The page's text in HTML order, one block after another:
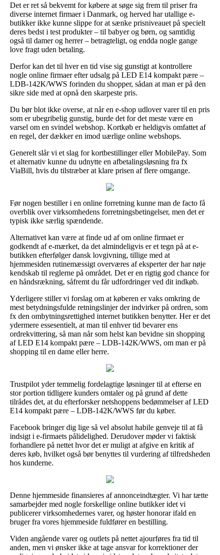
Det er ret så bekvemt for købere at søge sig frem til priser fra
diverse internet firmaer i Danmark, og herved har utallige e-
butikker ikke kunne slippe for at sænke prisniveauet på specielt
deres bedst i test produkter – til babyer og børn, og samtidig
også til damer og herrer – betragteligt, og endda nogle gange
love fragt uden betaling.
Derfor kan det til hver en tid vise sig gunstigt at kontrollere
nogle online firmaer efter udsalg på LED E14 kompakt pære –
LDB-142K/WWS forinden du shopper, sådan at man er på den
sikre side med at opnå den skarpeste pris.
Du bør blot ikke overse, at når en e-shop udlover varer til en pris
som er ubegribelig gunstig, burde det for det meste være en
varsel om en svindel webshop. Kortkøb er heldigvis omfattet af
en regel, der dækker en imod uærlige online webshops.
Generelt slår vi et slag for kortbestillinger eller MobilePay. Som
et alternativ kunne du udnytte en afbetalingsløsning fra fx
ViaBill, hvis du tilstræber at klare prisen af flere omgange.
Før nogen bestiller i en online forretning kunne man de facto få
overblik over virksomhedens forretningsbetingelser, men det er
typisk ikke særlig spændende.
Alternativet kan være at finde ud af om online firmaet er
godkendt af e-mærket, da det almindeligvis er et tegn på at e-
butikken efterfølger dansk lovgivning, tillige med at
hjemmesiden rutinemæssigt overværes af eksperter der har nøje
kendskab til reglerne på området. Det er en rigtig god chance for
en håndsrækning, såfremt du får udfordringer ved dit indkøb.
Yderligere stiller vi forslag om at køberen er vaks omkring de
mest betydningsfulde retningslinjer der indvirker på ordren, som
fx den ombytningsrettighed internet butikken benytter. Her er det
ydermere essesentielt, at man til enhver tid bevarer ens
ordrekvittering, så man når som helst kan bevidne sin shopping
af LED E14 kompakt pære – LDB-142K/WWS, om man er på
shopping til en dame eller herre.
Trustpilot yder temmelig fordelagtige løsninger til at efterse en
stor portion tidligere kunders omtaler og på grund af dette
tilrådes det, at du efterforsker netshoppens bedømmelser af LED
E14 kompakt pære – LDB-142K/WWS før du køber.
Facebook bringer dig lige så vel absolut habile genveje til at få
indsigt i e-firmaets pålidelighed. Derudover møder vi faktisk
forhandlere på nettet hvor det er muligt at afgive en kritik af
deres køb, hvilket også bør benyttes til vurdering af tilfredsheden
hos kunderne.
Denne hjemmeside finansieres af annonceindtægter. Vi har tætte
samarbejder med nogle forskellige online butikker idet vi
publicerer virksomhedernes varer, og høster honorar ifald en
bruger fra vores hjemmeside fuldfører en bestilling.
Viden angående varer og outlets på nettet ajourføres fra tid til
anden, men vi ønsker ikke at tage ansvar for korrektioner der